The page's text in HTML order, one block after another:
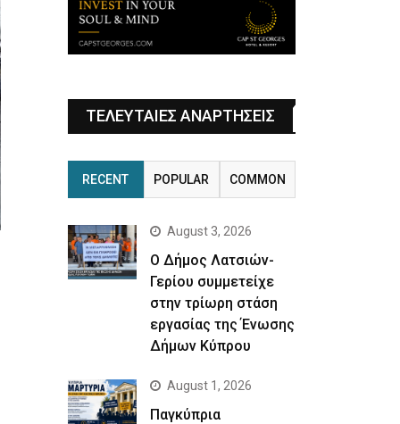
ΤΕΛΕΥΤΑΙΕΣ ΑΝΑΡΤΗΣΕΙΣ
RECENT POPULAR COMMON
August 3, 2026
Ο Δήμος Λατσιών-
Γερίου συμμετείχε
στην τρίωρη στάση
εργασίας της Ένωσης
Δήμων Κύπρου
August 1, 2026
Παγκύπρια